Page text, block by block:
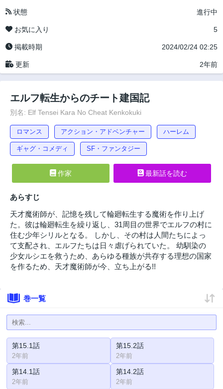
状態 進行中
お気に入り 5
掲載時期 2024/02/24 02:25
更新 2年前
エルフ転生からのチート建国記
別名: Elf Tensei Kara No Cheat Kenkokuki
ロマンス アクション・アドベンチャー ハーレム
ギャグ・コメディ SF・ファンタジー
作家 最新話を読む
あらすじ
天才魔術師が、記憶を残して輪廻転生する魔術を作り上げ
た。彼は輪廻転生を繰り返し、31周目の世界でエルフの村に
住む少年シリルとなる。 しかし、その村は人間たちによっ
て支配され、エルフたちは日々虐げられていた。 幼馴染の
少女ルシエを救うため、あらゆる種族が共存する理想の国家
を作るため、天才魔術師が今、立ち上がる!!
巻一覧
第15.1話
2年前
第15.2話
2年前
第14.1話
2年前
第14.2話
2年前